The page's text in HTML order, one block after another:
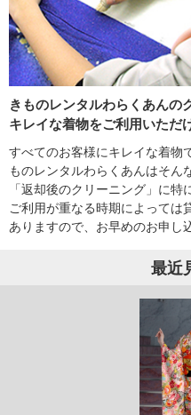
きものレンタルわらくあんの
キレイな着物をご利用いただ
すべてのお客様にキレイな着物
ものレンタルわらくあんはそん
「返却後のクリーニング」に特
ご利用が重なる時期によっては
ありますので、お早めのお申し
最近